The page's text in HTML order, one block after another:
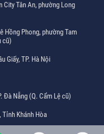
City Tân An, phường Long
Hồng Phong, phường Tam
cũ)
Giấy, TP. Hà Nội
Đà Nẵng (Q. Cẩm Lệ cũ)
Tỉnh Khánh Hòa